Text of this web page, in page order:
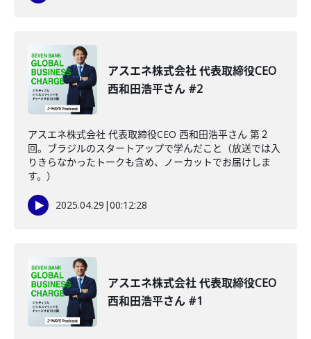
アスエネ株式会社 代表取締役CEO
西和田浩平さん #2
アスエネ株式会社 代表取締役CEO 西和田浩平さん 第２
回。ブラジルのスタートアップで学んだこと（放送では入
りきらなかったトークも含め、ノーカットでお届けしま
す。）
2025.04.29 |00:12:28
アスエネ株式会社 代表取締役CEO
西和田浩平さん #1